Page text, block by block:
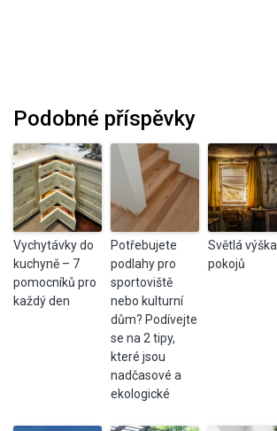
Podobné příspěvky
Vychytávky do
kuchyně – 7
pomocníků pro
každý den
Potřebujete
podlahy pro
sportoviště
nebo kulturní
dům? Podívejte
se na 2 tipy,
které jsou
nadčasové a
ekologické
Světlá výška
pokojů